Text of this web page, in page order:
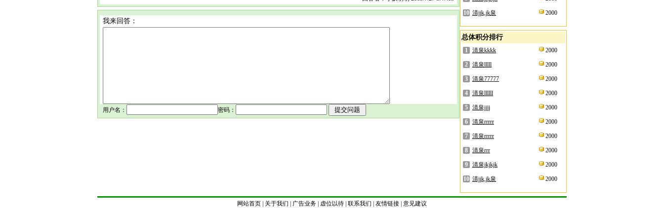
我来回答：
用户名： 密码：
10 清jjk,jk泉 2000
总体积分排行
1 清泉kkkk 2000
2 清泉lllll 2000
3 清泉77777 2000
4 清泉llllll 2000
5 清泉jjjj 2000
6 清泉rrrrr 2000
7 清泉rrrrr 2000
8 清泉rrr 2000
9 清泉jkjkjk 2000
10 清jjk,jk泉 2000
网站首页 | 关于我们 | 广告业务 | 虚位以待 | 联系我们 | 友情链接 | 意见建议